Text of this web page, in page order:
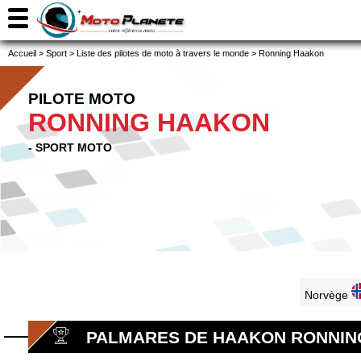
Accueil > Sport > Liste des pilotes de moto à travers le monde > Ronning Haakon
PILOTE MOTO
RONNING HAAKON
- SPORT MOTO
Norvège
PALMARES DE HAAKON